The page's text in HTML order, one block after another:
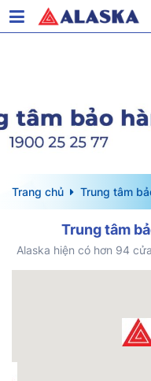
Trang chủ Trung tâm
Trung tâm
Alaska hiện có hơn 94